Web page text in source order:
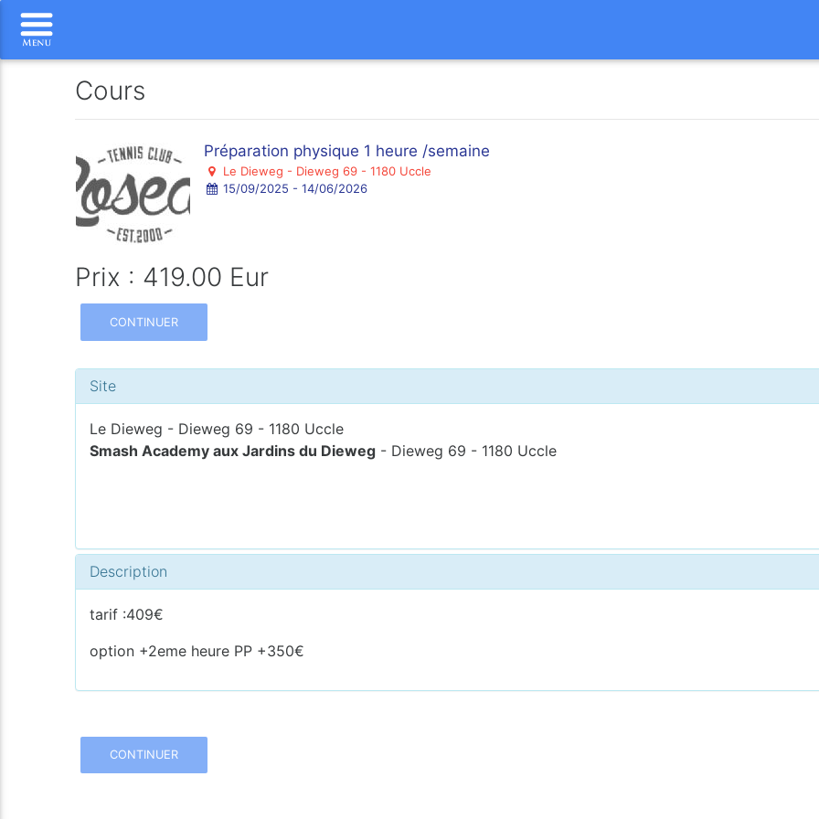
Cours
Préparation physique 1 heure /semaine
Le Dieweg - Dieweg 69 - 1180 Uccle
15/09/2025 - 14/06/2026
Prix : 419.00 Eur
CONTINUER
Site
Le Dieweg - Dieweg 69 - 1180 Uccle
Smash Academy aux Jardins du Dieweg - Dieweg 69 - 1180 Uccle
Description
tarif :409€
option +2eme heure PP +350€
CONTINUER